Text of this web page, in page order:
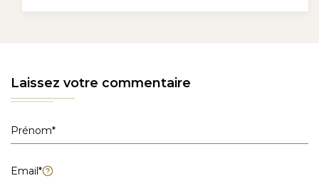
Laissez votre commentaire